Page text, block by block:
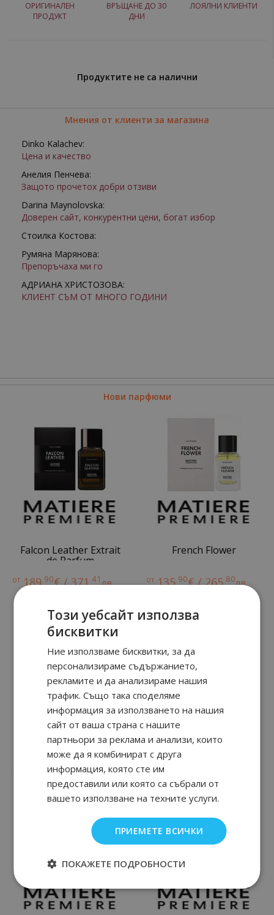
ОРИГИНАЛЕН
ПРОДУКТ
ВРЪЩАНЕ ДО 30
ДНИ
ЛОЯЛНИ КЛИЕНТИ
Продуктите не са налични
Мнения от клиенти за магазина
Dinko Kalachev:
Цена и качество
Анелия Пенчева:
Защото прочетох добри отзиви
Darina Maynolovska:
Доверен сайт, конкурентни цени, богат избор
Стоилка Костова:
Румяна Марянова:
Препоръчаха ми го
АДРИАНА ХРИСТОЗОВА:
КЛИЕНТ СЪМ ОТ МНОГО ГОДИНИ
Нови парфюми
Falcon Leather Extrait
de Parfum
от 189.90€ / 371.41лв.
French Flower
от 135.90€ / 265.80лв.
Radical Rose Extrait de
Parfum
€ / 371.41лв.
Santal Austral Extrait de
от 189.
Този уебсайт използва
бисквитки
Ние използваме бисквитки, за да
персонализираме съдържанието,
рекламите и да анализираме нашия
трафик. Също така споделяме
информация за използването на нашия
сайт от ваша страна с нашите
партньори за реклама и анализи, които
може да я комбинират с друга
информация, която сте им
предоставили или която са събрали от
вашето използване на техните услуги.
ПРИЕМЕТЕ ВСИЧКИ
ПОКАЖЕТЕ ПОДРОБНОСТИ